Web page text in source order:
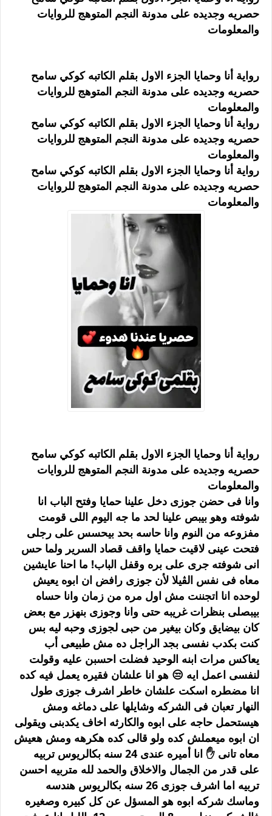
حصريه وجديده على مدونة النجم المتوهج للروايات
والمعلومات
رواية أنا وحمايا الجزء الاول بقلم الكاتبه كوكي سامح
حصريه وجديده على مدونة النجم المتوهج للروايات
والمعلومات
رواية أنا وحمايا الجزء الاول بقلم الكاتبه كوكي سامح
حصريه وجديده على مدونة النجم المتوهج للروايات
والمعلومات
رواية أنا وحمايا الجزء الاول بقلم الكاتبه كوكي سامح
حصريه وجديده على مدونة النجم المتوهج للروايات
والمعلومات
رواية أنا وحمايا الجزء الاول بقلم الكاتبه كوكي سامح
حصريه وجديده على مدونة النجم المتوهج للروايات
والمعلومات
وانا فى حضن جوزى دخل علينا حمايا وفتح الباب انا
شوفته وهو بيبص علينا لحد ما جه اليوم اللى قومت
مفزوعه من النوم وانا حاسه بحد بيحسس على رجلى
فتحت عينى لاقيت حمايا واقف قصاد السرير ولما حس
انى شوفته جرى على بره وقفل الباب! ما احنا عايشين
معاه فى نفس الڤيلا لأن جوزى رافض ان ابوه يعيش
لوحده انا اتجننت مش اول مره من زمان وانا حساه
بيبصلى بنظرات غريبه حتى وانا وجوزى بنهزر مع بعض
كان بيضايق وكان بيغير من حبى لجوزى وحبه ليه بس
كنت بكدب نفسى بجد الراجل ده مش طبيعى أب
يعاكس مرات ابنه الوحيد فضلت احسبن عليه وقولت
لنفسى اعمل ايه 😒 هو انا علشان فقيره يعمل فيه كده
انا مضطره اسكت علشان خاطر اشرف جوزى طول
النهار تعبان فى الشركه وشايلها على دماغه ومش
هيستحمل حاجه على ابوه والكارثه اخاف يكدبنى ويقولى
ان ابوه ميعملش كده ولو قالى كده هكرهه ومش هعيش
معاه تانى ✋ انا أميره عندى 24 سنه بكالريوس تربيه
على قدر من الجمال والاخلاق والحمد لله متربيه احسن
تربيه اما اشرف جوزى 26 سنه بكالريوس هندسه
وماسك شركه ابوه هو المسؤل عن كل كبيره وصغيره